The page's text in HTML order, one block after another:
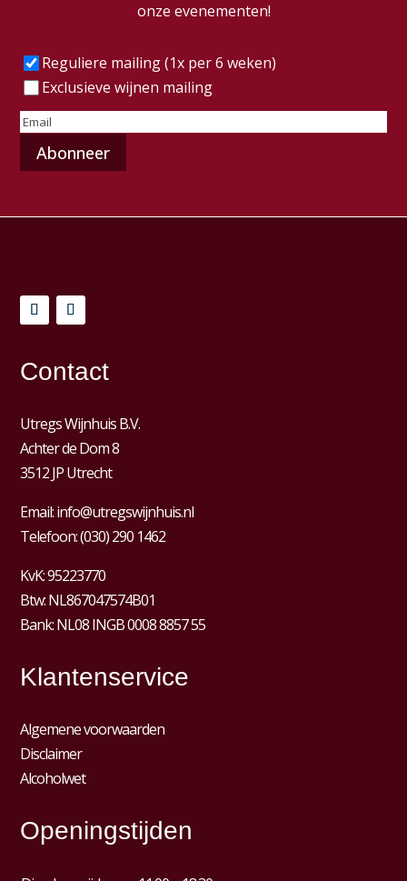
onze evenementen!
Frequentie(Vereist)
Reguliere mailing (1x per 6 weken)
Exclusieve wijnen mailing
E-
mailadres(Vereist)
Contact
Utregs Wijnhuis B.V.
Achter de Dom 8
3512 JP Utrecht
Email:info@utregswijnhuis.nl
Telefoon:(030) 290 1462
KvK:95223770
Btw:NL867047574B01
Bank: NL08 INGB 0008 8857 55
Klantenservice
Algemene voorwaarden
Disclaimer
Alcoholwet
Openingstijden